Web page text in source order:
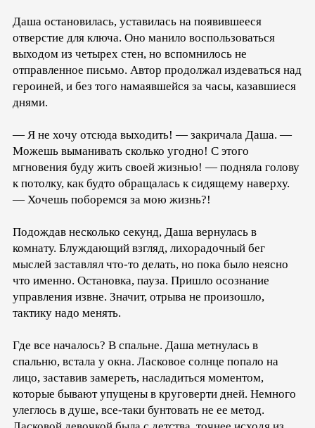
Даша остановилась, уставилась на появившееся
отверстие для ключа. Оно манило воспользоваться
выходом из четырех стен, но вспомнилось не
отправленное письмо. Автор продолжал издеваться над
героиней, и без того намаявшейся за часы, казавшиеся
днями.
— Я не хочу отсюда выходить! — закричала Даша. —
Можешь выманивать сколько угодно! С этого
мгновения буду жить своей жизнью! — подняла голову
к потолку, как будто обращалась к сидящему наверху.
— Хочешь поборемся за мою жизнь?!
Подождав несколько секунд, Даша вернулась в
комнату. Блуждающий взгляд, лихорадочный бег
мыслей заставлял что-то делать, но пока было неясно
что именно. Остановка, пауза. Пришло осознание
управления извне. Значит, отрыва не произошло,
тактику надо менять.
Где все началось? В спальне. Даша метнулась в
спальню, встала у окна. Ласковое солнце попало на
лицо, заставив замереть, насладиться моментом,
которые бывают упущены в круговерти дней. Немного
улеглось в душе, все-таки бунтовать не ее метод.